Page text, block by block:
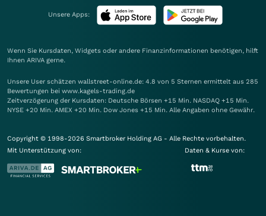
Unsere Apps:
Wenn Sie Kursdaten, Widgets oder andere Finanzinformationen benötigen, hilft
Ihnen ARIVA gerne.
Unsere User schätzen wallstreet-online.de: 4.8 von 5 Sternen ermittelt aus 285
Bewertungen bei www.kagels-trading.de
Zeitverzögerung der Kursdaten: Deutsche Börsen +15 Min. NASDAQ +15 Min.
NYSE +20 Min. AMEX +20 Min. Dow Jones +15 Min. Alle Angaben ohne Gewähr.
Copyright © 1998-2026 Smartbroker Holding AG - Alle Rechte vorbehalten.
Mit Unterstützung von:
Daten & Kurse von: